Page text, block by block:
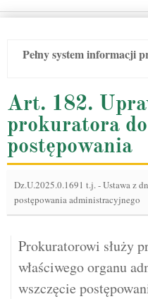
Pełny system informacji
Art. 182.
prokuratora
postępowania
Dz.U.2025.0.1691 t.j.-Ustawa z
postępowania administracyjnego
Prokuratorowi służy
właściwego organu
wszczęcie